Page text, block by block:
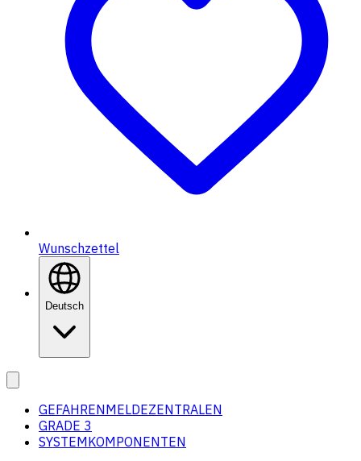
Wunschzettel
Deutsch
GEFAHRENMELDEZENTRALEN
GRADE 3
SYSTEMKOMPONENTEN